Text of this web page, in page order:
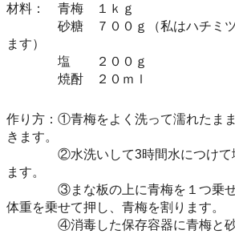
材料： 青梅 １ｋｇ
砂糖 ７００ｇ（私はハチミツ
ます）
塩 ２００ｇ
焼酎 ２０ｍｌ
作り方：①青梅をよく洗って濡れたま
きます。
②水洗いして3時間水につけて塩
ます。
③まな板の上に青梅を１つ乗せ
体重を乗せて押し、青梅を割ります。
④消毒した保存容器に青梅と砂